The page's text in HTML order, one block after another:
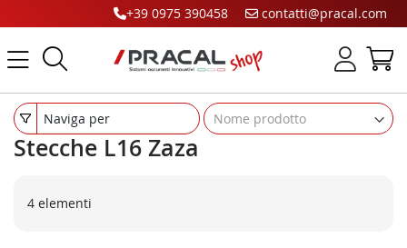
+39 0975 390458 contatti@pracal.com
Stecche L16 Zaza
4 elementi
Naviga per